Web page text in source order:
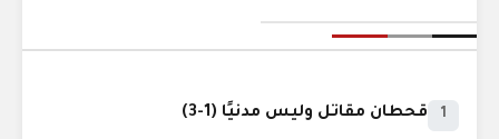
1 قحطان مقاتل وليس مدنيًا (1-3)